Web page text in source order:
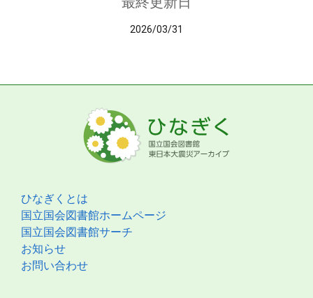
2026/03/31
ひなぎくとは
国立国会図書館ホームページ
国立国会図書館サーチ
お知らせ
お問い合わせ